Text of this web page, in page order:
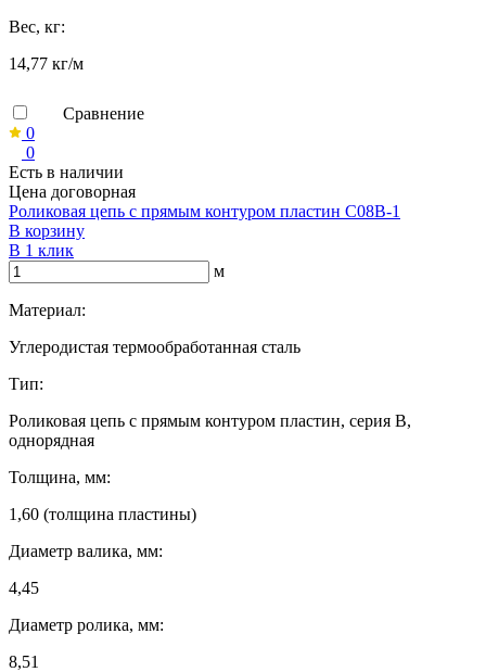
Вес, кг:
14,77 кг/м
Сравнение
0
0
Есть в наличии
Цена договорная
Роликовая цепь с прямым контуром пластин C08B-1
В корзину
В 1 клик
м
Материал:
Углеродистая термообработанная сталь
Тип:
Роликовая цепь с прямым контуром пластин, серия B,
однорядная
Толщина, мм:
1,60 (толщина пластины)
Диаметр валика, мм:
4,45
Диаметр ролика, мм:
8,51